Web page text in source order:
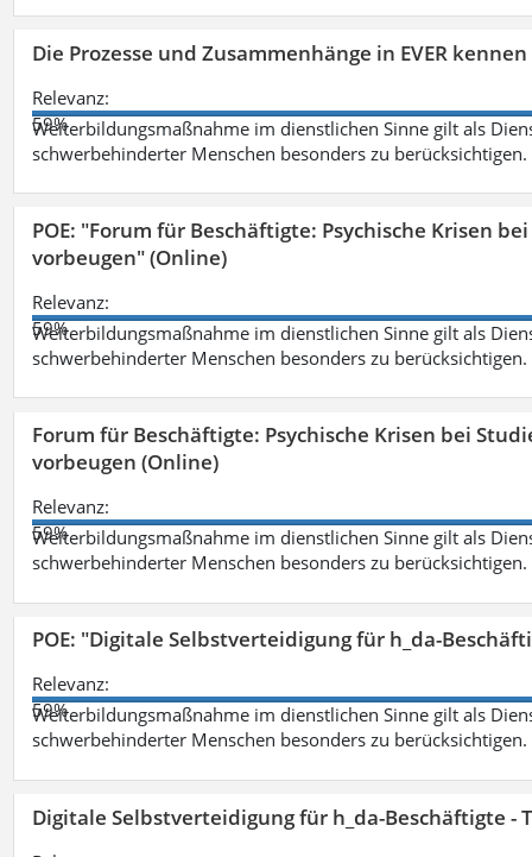
Die Prozesse und Zusammenhänge in EVER
Relevanz:
59%
Weiterbildungsmaßnahme im dienstlichen Sinne gilt als
schwerbehinderter Menschen besonders zu berücksichtigen.
POE: "Forum für Beschäftigte: Psychische Krisen
vorbeugen" (Online)
Relevanz:
59%
Weiterbildungsmaßnahme im dienstlichen Sinne gilt als
schwerbehinderter Menschen besonders zu berücksichtigen.
Forum für Beschäftigte: Psychische Krisen bei
vorbeugen (Online)
Relevanz:
59%
Weiterbildungsmaßnahme im dienstlichen Sinne gilt als
schwerbehinderter Menschen besonders zu berücksichtigen.
POE: "Digitale Selbstverteidigung für h_da-
Relevanz:
59%
Weiterbildungsmaßnahme im dienstlichen Sinne gilt als
schwerbehinderter Menschen besonders zu berücksichtigen.
Digitale Selbstverteidigung für h_da-Beschäftigte -